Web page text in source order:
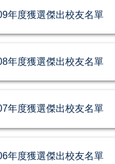
年度獲選傑出校友名單
年度獲選傑出校友名單
年度獲選傑出校友名單
年度獲選傑出校友名單